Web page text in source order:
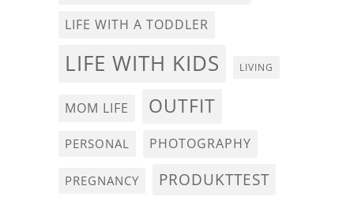
LIFE WITH A TODDLER
LIFE WITH KIDS LIVING
MOM LIFE OUTFIT
PERSONAL PHOTOGRAPHY
PREGNANCY PRODUKTTEST